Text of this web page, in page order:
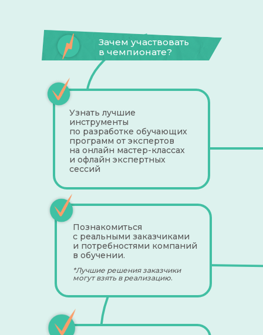
Зачем участвовать
в чемпионате?
Узнать лучшие
инструменты
по разработке обучающих
программ от экспертов
на онлайн мастер-классах
и офлайн экспертных
сессий
Познакомиться
с реальными заказчиками
и потребностями компаний
в обучении.
*Лучшие решения заказчики
могут взять в реализацию.